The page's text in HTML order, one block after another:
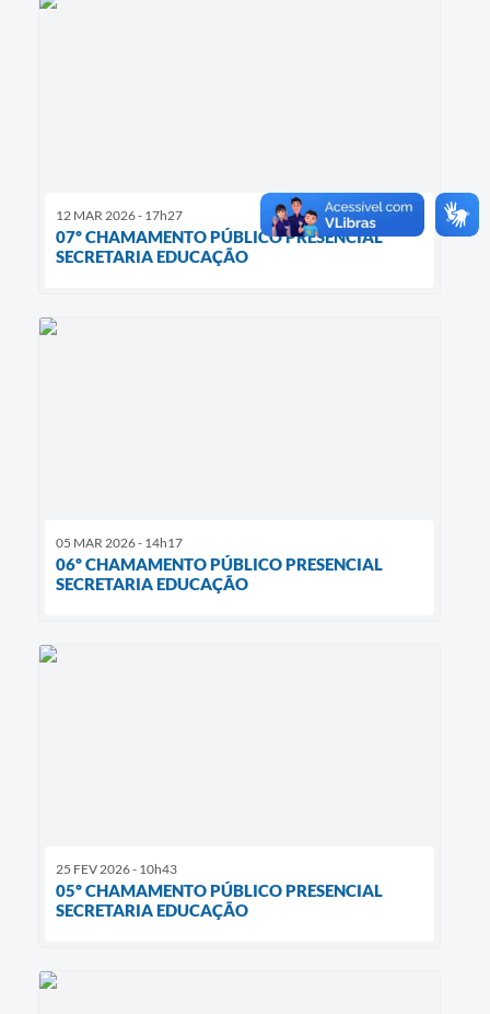
12 MAR 2026 - 17h27
07º CHAMAMENTO PÚBLICO PRESENCIAL
SECRETARIA EDUCAÇÃO
05 MAR 2026 - 14h17
06º CHAMAMENTO PÚBLICO PRESENCIAL
SECRETARIA EDUCAÇÃO
25 FEV 2026 - 10h43
05º CHAMAMENTO PÚBLICO PRESENCIAL
SECRETARIA EDUCAÇÃO